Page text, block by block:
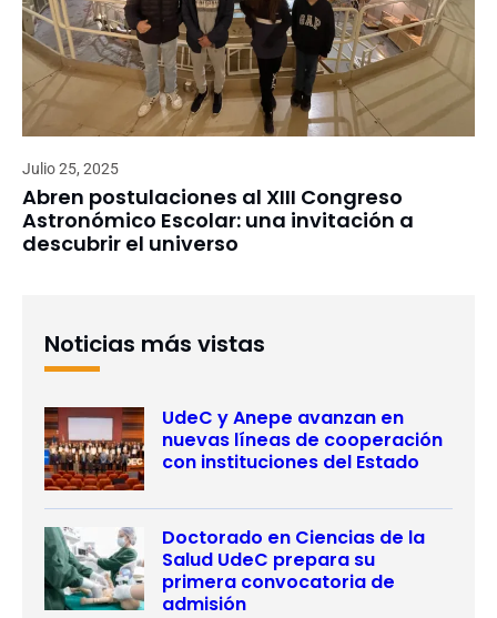
Julio 25, 2025
Abren postulaciones al XIII Congreso
Astronómico Escolar: una invitación a
descubrir el universo
Noticias más vistas
UdeC y Anepe avanzan en
nuevas líneas de cooperación
con instituciones del Estado
Doctorado en Ciencias de la
Salud UdeC prepara su
primera convocatoria de
admisión